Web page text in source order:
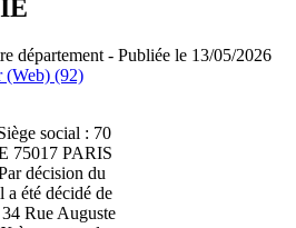
département - Publiée le 13/05/2026
(Web) (92)
social : 70
75017 PARIS
décision du
été décidé de
Rue Auguste